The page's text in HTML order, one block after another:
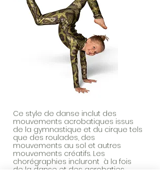
Ce style de danse inclut des
mouvements acrobatiques issus
de la gymnastique et du cirque tels
que des roulades, des
mouvements au sol et autres
mouvements créatifs. Les
chorégraphies incluront à la fois
de la danse et des acrobaties.